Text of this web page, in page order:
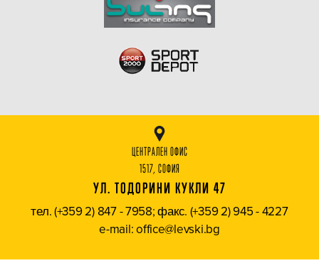
ЦЕНТРАЛЕН ОФИС
1517, СОФИЯ
УЛ. ТОДОРИНИ КУКЛИ 47
тел. (+359 2) 847 - 7958; факс. (+359 2) 945 - 4227
e-mail: office@levski.bg